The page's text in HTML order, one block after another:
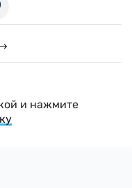
и нажмите